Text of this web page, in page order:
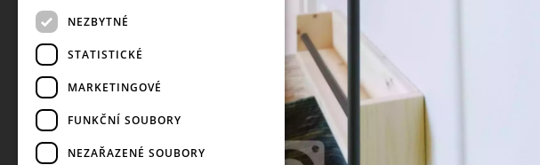
NEZBYTNÉ
STATISTICKÉ
MARKETINGOVÉ
FUNKČNÍ SOUBORY
NEZAŘAZENÉ SOUBORY